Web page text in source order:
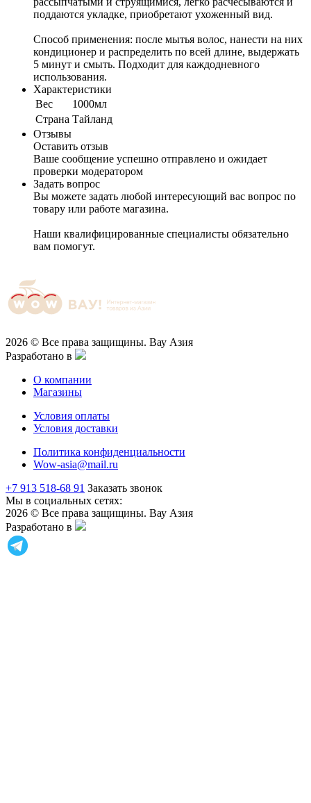
поддаются укладке, приобретают ухоженный вид.
Способ применения: после мытья волос, нанести на них
кондиционер и распределить по всей длине, выдержать
5 минут и смыть. Подходит для каждодневного
использования.
Характеристики
Вес
1000мл
Cтрана Тайланд
Отзывы
Оставить отзыв
Ваше сообщение успешно отправлено и ожидает
проверки модератором
Задать вопрос
Вы можете задать любой интересующий вас вопрос по
товару или работе магазина.
Наши квалифицированные специалисты обязательно
вам помогут.
2026 © Все права защищины. Вау Азия
Разработано в
О компании
Магазины
Условия оплаты
Условия доставки
Политика конфиденциальности
Wow-asia@mail.ru
+7 913 518-68 91 Заказать звонок
Мы в социальных сетях:
2026 © Все права защищины. Вау Азия
Разработано в